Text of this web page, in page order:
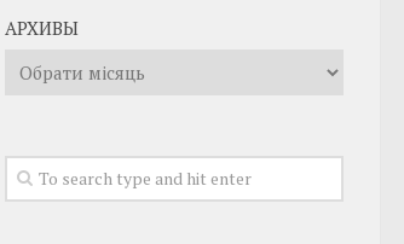
АРХИВЫ
Архивы